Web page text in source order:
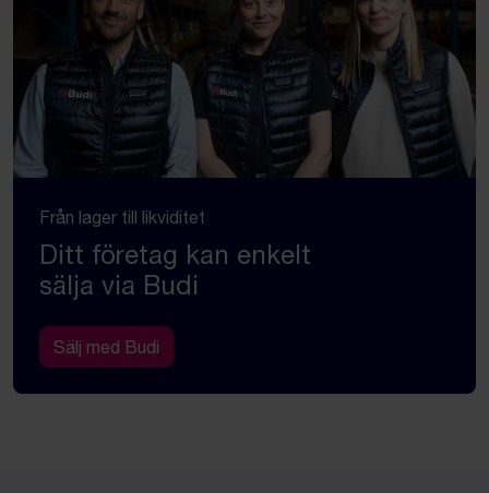
Från lager till likviditet
Ditt företag kan enkelt
sälja via Budi
Sälj med Budi